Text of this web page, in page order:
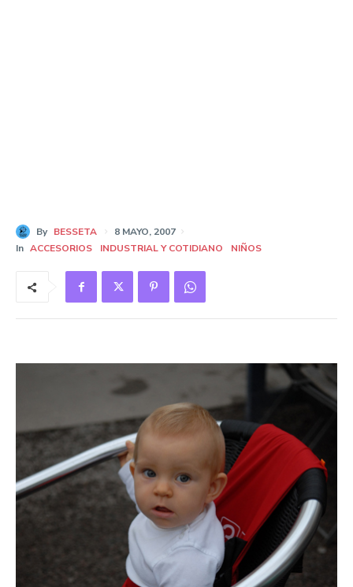
By BESSETA
8 MAYO, 2007
In ACCESORIOS INDUSTRIAL Y COTIDIANO NIÑOS